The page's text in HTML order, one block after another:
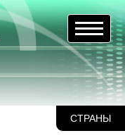
СТРАНЫ